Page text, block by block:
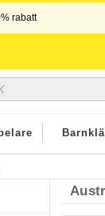
rabatt